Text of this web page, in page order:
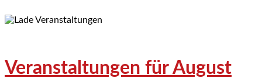
Veranstaltungen für August